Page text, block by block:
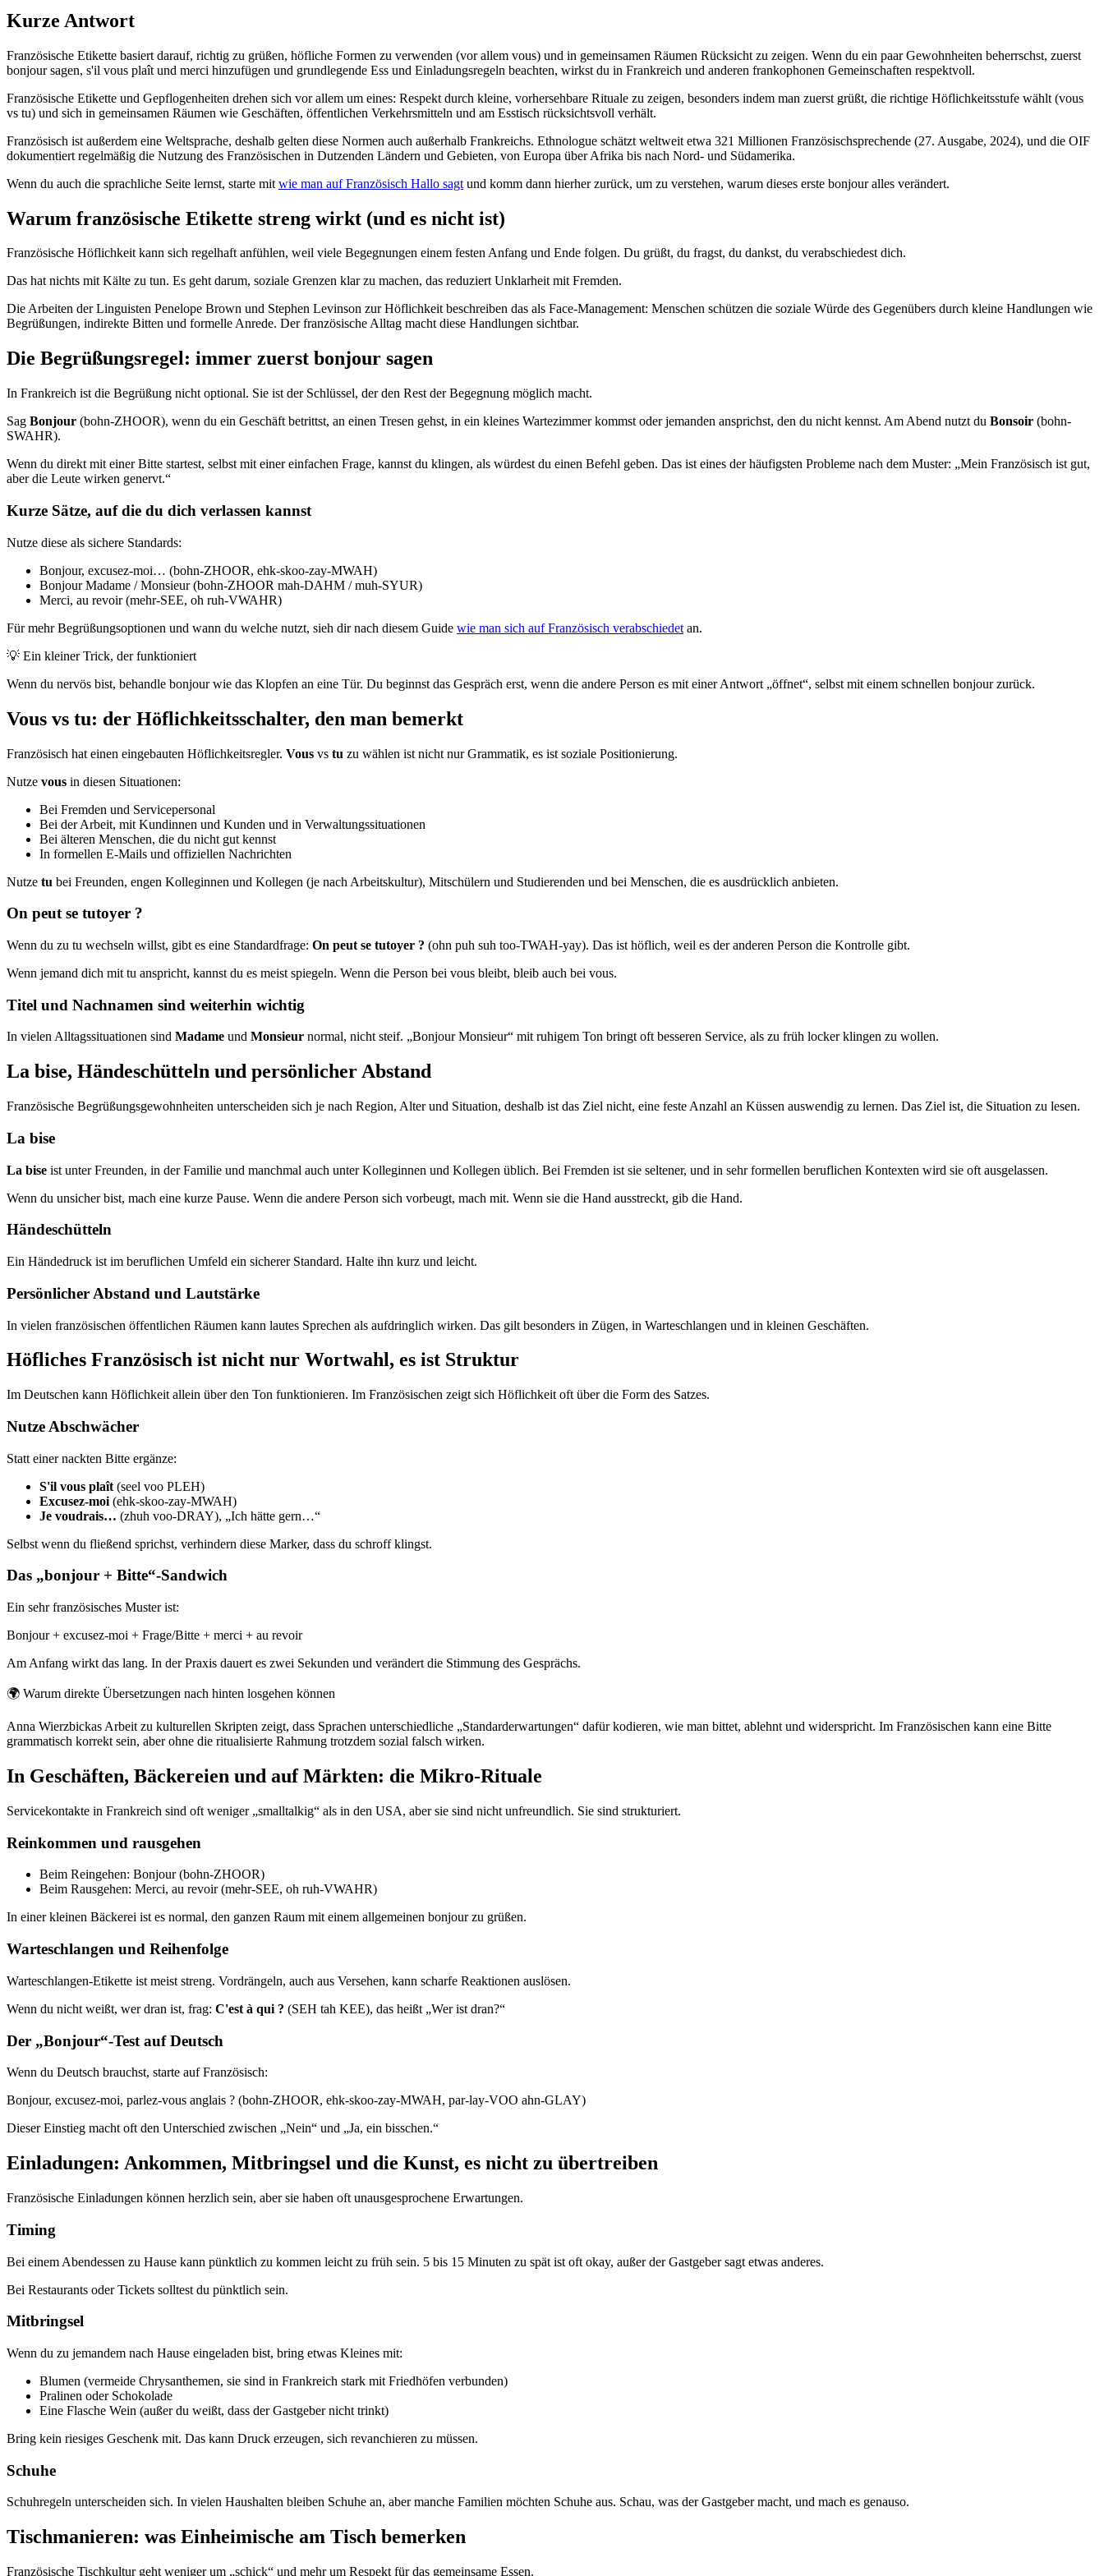
Kurze Antwort
Französische Etikette basiert darauf, richtig zu grüßen, höfliche Formen zu verwenden (vor allem vous) und in gemeinsamen Räumen Rücksicht zu zeigen. Wenn du ein paar Gewohnheiten beherrschst, zuerst
bonjour sagen, s'il vous plaît und merci hinzufügen und grundlegende Ess und Einladungsregeln beachten, wirkst du in Frankreich und anderen frankophonen Gemeinschaften respektvoll.
Französische Etikette und Gepflogenheiten drehen sich vor allem um eines: Respekt durch kleine, vorhersehbare Rituale zu zeigen, besonders indem man zuerst grüßt, die richtige Höflichkeitsstufe wählt (vous
vs tu) und sich in gemeinsamen Räumen wie Geschäften, öffentlichen Verkehrsmitteln und am Esstisch rücksichtsvoll verhält.
Französisch ist außerdem eine Weltsprache, deshalb gelten diese Normen auch außerhalb Frankreichs. Ethnologue schätzt weltweit etwa 321 Millionen Französischsprechende (27. Ausgabe, 2024), und die OIF
dokumentiert regelmäßig die Nutzung des Französischen in Dutzenden Ländern und Gebieten, von Europa über Afrika bis nach Nord- und Südamerika.
Wenn du auch die sprachliche Seite lernst, starte mit wie man auf Französisch Hallo sagt und komm dann hierher zurück, um zu verstehen, warum dieses erste bonjour alles verändert.
Warum französische Etikette streng wirkt (und es nicht ist)
Französische Höflichkeit kann sich regelhaft anfühlen, weil viele Begegnungen einem festen Anfang und Ende folgen. Du grüßt, du fragst, du dankst, du verabschiedest dich.
Das hat nichts mit Kälte zu tun. Es geht darum, soziale Grenzen klar zu machen, das reduziert Unklarheit mit Fremden.
Die Arbeiten der Linguisten Penelope Brown und Stephen Levinson zur Höflichkeit beschreiben das als Face-Management: Menschen schützen die soziale Würde des Gegenübers durch kleine Handlungen wie
Begrüßungen, indirekte Bitten und formelle Anrede. Der französische Alltag macht diese Handlungen sichtbar.
Die Begrüßungsregel: immer zuerst bonjour sagen
In Frankreich ist die Begrüßung nicht optional. Sie ist der Schlüssel, der den Rest der Begegnung möglich macht.
Sag Bonjour (bohn-ZHOOR), wenn du ein Geschäft betrittst, an einen Tresen gehst, in ein kleines Wartezimmer kommst oder jemanden ansprichst, den du nicht kennst. Am Abend nutzt du Bonsoir (bohn-
SWAHR).
Wenn du direkt mit einer Bitte startest, selbst mit einer einfachen Frage, kannst du klingen, als würdest du einen Befehl geben. Das ist eines der häufigsten Probleme nach dem Muster: „Mein Französisch ist gut,
aber die Leute wirken genervt.“
Kurze Sätze, auf die du dich verlassen kannst
Nutze diese als sichere Standards:
Bonjour, excusez-moi… (bohn-ZHOOR, ehk-skoo-zay-MWAH)
Bonjour Madame / Monsieur (bohn-ZHOOR mah-DAHM / muh-SYUR)
Merci, au revoir (mehr-SEE, oh ruh-VWAHR)
Für mehr Begrüßungsoptionen und wann du welche nutzt, sieh dir nach diesem Guide wie man sich auf Französisch verabschiedet an.
💡 Ein kleiner Trick, der funktioniert
Wenn du nervös bist, behandle bonjour wie das Klopfen an eine Tür. Du beginnst das Gespräch erst, wenn die andere Person es mit einer Antwort „öffnet“, selbst mit einem schnellen bonjour zurück.
Vous vs tu: der Höflichkeitsschalter, den man bemerkt
Französisch hat einen eingebauten Höflichkeitsregler. Vous vs tu zu wählen ist nicht nur Grammatik, es ist soziale Positionierung.
Nutze vous in diesen Situationen:
Bei Fremden und Servicepersonal
Bei der Arbeit, mit Kundinnen und Kunden und in Verwaltungssituationen
Bei älteren Menschen, die du nicht gut kennst
In formellen E-Mails und offiziellen Nachrichten
Nutze tu bei Freunden, engen Kolleginnen und Kollegen (je nach Arbeitskultur), Mitschülern und Studierenden und bei Menschen, die es ausdrücklich anbieten.
On peut se tutoyer ?
Wenn du zu tu wechseln willst, gibt es eine Standardfrage: On peut se tutoyer ? (ohn puh suh too-TWAH-yay). Das ist höflich, weil es der anderen Person die Kontrolle gibt.
Wenn jemand dich mit tu anspricht, kannst du es meist spiegeln. Wenn die Person bei vous bleibt, bleib auch bei vous.
Titel und Nachnamen sind weiterhin wichtig
In vielen Alltagssituationen sind Madame und Monsieur normal, nicht steif. „Bonjour Monsieur“ mit ruhigem Ton bringt oft besseren Service, als zu früh locker klingen zu wollen.
La bise, Händeschütteln und persönlicher Abstand
Französische Begrüßungsgewohnheiten unterscheiden sich je nach Region, Alter und Situation, deshalb ist das Ziel nicht, eine feste Anzahl an Küssen auswendig zu lernen. Das Ziel ist, die Situation zu lesen.
La bise
La bise ist unter Freunden, in der Familie und manchmal auch unter Kolleginnen und Kollegen üblich. Bei Fremden ist sie seltener, und in sehr formellen beruflichen Kontexten wird sie oft ausgelassen.
Wenn du unsicher bist, mach eine kurze Pause. Wenn die andere Person sich vorbeugt, mach mit. Wenn sie die Hand ausstreckt, gib die Hand.
Händeschütteln
Ein Händedruck ist im beruflichen Umfeld ein sicherer Standard. Halte ihn kurz und leicht.
Persönlicher Abstand und Lautstärke
In vielen französischen öffentlichen Räumen kann lautes Sprechen als aufdringlich wirken. Das gilt besonders in Zügen, in Warteschlangen und in kleinen Geschäften.
Höfliches Französisch ist nicht nur Wortwahl, es ist Struktur
Im Deutschen kann Höflichkeit allein über den Ton funktionieren. Im Französischen zeigt sich Höflichkeit oft über die Form des Satzes.
Nutze Abschwächer
Statt einer nackten Bitte ergänze:
S'il vous plaît (seel voo PLEH)
Excusez-moi (ehk-skoo-zay-MWAH)
Je voudrais… (zhuh voo-DRAY), „Ich hätte gern…“
Selbst wenn du fließend sprichst, verhindern diese Marker, dass du schroff klingst.
Das „bonjour + Bitte“-Sandwich
Ein sehr französisches Muster ist:
Bonjour + excusez-moi + Frage/Bitte + merci + au revoir
Am Anfang wirkt das lang. In der Praxis dauert es zwei Sekunden und verändert die Stimmung des Gesprächs.
🌍 Warum direkte Übersetzungen nach hinten losgehen können
Anna Wierzbickas Arbeit zu kulturellen Skripten zeigt, dass Sprachen unterschiedliche „Standarderwartungen“ dafür kodieren, wie man bittet, ablehnt und widerspricht. Im Französischen kann eine Bitte
grammatisch korrekt sein, aber ohne die ritualisierte Rahmung trotzdem sozial falsch wirken.
In Geschäften, Bäckereien und auf Märkten: die Mikro-Rituale
Servicekontakte in Frankreich sind oft weniger „smalltalkig“ als in den USA, aber sie sind nicht unfreundlich. Sie sind strukturiert.
Reinkommen und rausgehen
Beim Reingehen: Bonjour (bohn-ZHOOR)
Beim Rausgehen: Merci, au revoir (mehr-SEE, oh ruh-VWAHR)
In einer kleinen Bäckerei ist es normal, den ganzen Raum mit einem allgemeinen bonjour zu grüßen.
Warteschlangen und Reihenfolge
Warteschlangen-Etikette ist meist streng. Vordrängeln, auch aus Versehen, kann scharfe Reaktionen auslösen.
Wenn du nicht weißt, wer dran ist, frag: C'est à qui ? (SEH tah KEE), das heißt „Wer ist dran?“
Der „Bonjour“-Test auf Deutsch
Wenn du Deutsch brauchst, starte auf Französisch:
Bonjour, excusez-moi, parlez-vous anglais ? (bohn-ZHOOR, ehk-skoo-zay-MWAH, par-lay-VOO ahn-GLAY)
Dieser Einstieg macht oft den Unterschied zwischen „Nein“ und „Ja, ein bisschen.“
Einladungen: Ankommen, Mitbringsel und die Kunst, es nicht zu übertreiben
Französische Einladungen können herzlich sein, aber sie haben oft unausgesprochene Erwartungen.
Timing
Bei einem Abendessen zu Hause kann pünktlich zu kommen leicht zu früh sein. 5 bis 15 Minuten zu spät ist oft okay, außer der Gastgeber sagt etwas anderes.
Bei Restaurants oder Tickets solltest du pünktlich sein.
Mitbringsel
Wenn du zu jemandem nach Hause eingeladen bist, bring etwas Kleines mit:
Blumen (vermeide Chrysanthemen, sie sind in Frankreich stark mit Friedhöfen verbunden)
Pralinen oder Schokolade
Eine Flasche Wein (außer du weißt, dass der Gastgeber nicht trinkt)
Bring kein riesiges Geschenk mit. Das kann Druck erzeugen, sich revanchieren zu müssen.
Schuhe
Schuhregeln unterscheiden sich. In vielen Haushalten bleiben Schuhe an, aber manche Familien möchten Schuhe aus. Schau, was der Gastgeber macht, und mach es genauso.
Tischmanieren: was Einheimische am Tisch bemerken
Französische Tischkultur geht weniger um „schick“ und mehr um Respekt für das gemeinsame Essen.